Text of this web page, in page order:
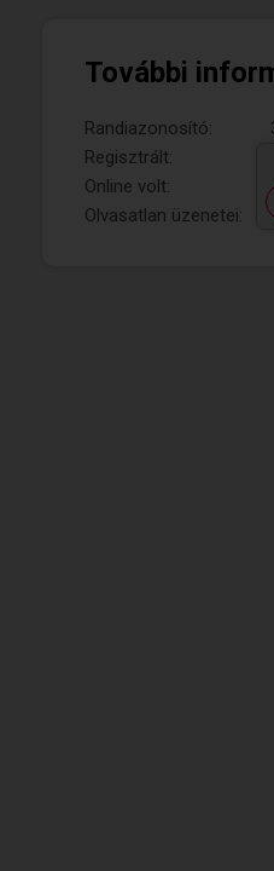
További
Randiazonosító:
Regisztrált:
Online volt:
Olvasatlan üzenetei: